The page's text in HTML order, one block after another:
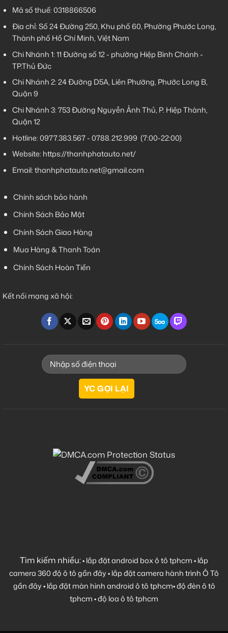
Mã số thuế: 0318866506
Địa chỉ: Số 24 Đường 250, Khu phố 60, Phường Phước Long,
Thành phố Hồ Chí Minh, Việt Nam
Chi Nhánh 1:11 Đường số 12 - phường Hiệp Bình Chánh -
TP.Thủ Đức
Chi Nhánh 2:24 Đường D5A, Liên Phường, Phước Long B,
Quận 9
Chi Nhánh 3:753 Đường Nguyễn Ảnh Thủ, P. Hiệp Thành,
Quận 12
Hotline:0977.383.567-0788.212.999 (7:00-22:00)
Website: https://thanhphatauto.net/
Email:thanhphatauto.net@gmail.com
Chính sách bảo hành
Chính Sách Bảo Mật
Chính Sách Giao Hàng
Mua Hàng & Thanh Toán
Chính Sách Hoàn Tiền
Kết nối mạng xã hội:
Tìm kiếm nhiều:•lắp đặt android box ô tô tphcm•lắp
camera 360 độ ô tô gần đây•lắp đặt camera hành trình Ô Tô
gần đây•lắp đặt màn hình android ô tô tphcm•độ đèn ô tô
tphcm•độ loa ô tô tphcm